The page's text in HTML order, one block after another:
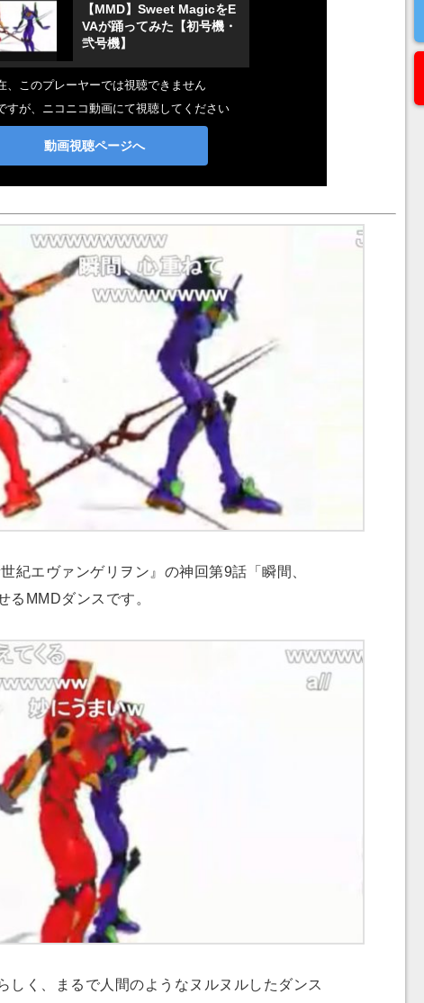
紀エヴァンゲリヲン』の神回第9話「瞬間、
るMMDダンスです。
く、まるで人間のようなヌルヌルしたダンス